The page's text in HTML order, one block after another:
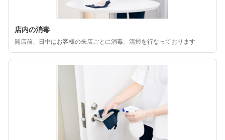
店内の消毒
開店前、日中はお客様の来店ごとに消毒、清掃を行なっております